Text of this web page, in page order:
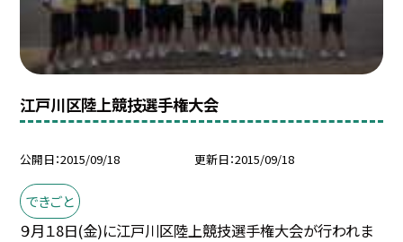
江戸川区陸上競技選手権大会
公開日 2015/09/18 更新日 2015/09/18
できごと
９月１8日(金)に江戸川区陸上競技選手権大会が行われま